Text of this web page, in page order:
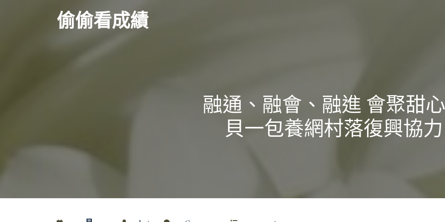
偷偷看成績
融通、融會、融進 會聚甜
貝一包養網村落復興協力